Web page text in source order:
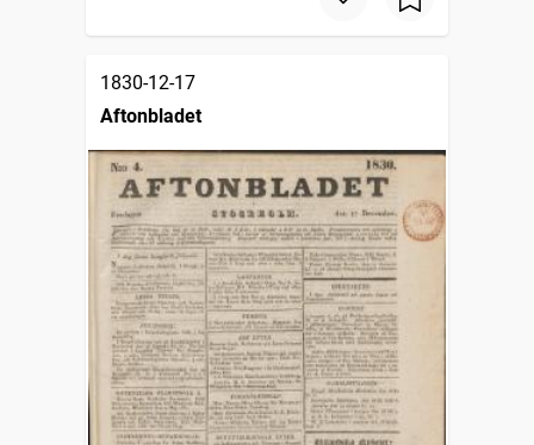
1830-12-17
Aftonbladet